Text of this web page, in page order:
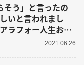
そう」と言ったの
いと言われまし
ラフォー人生お悩
2021.06.26